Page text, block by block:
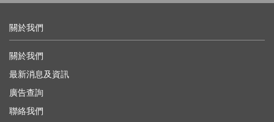
關於我們
關於我們
最新消息及資訊
廣告查詢
聯絡我們